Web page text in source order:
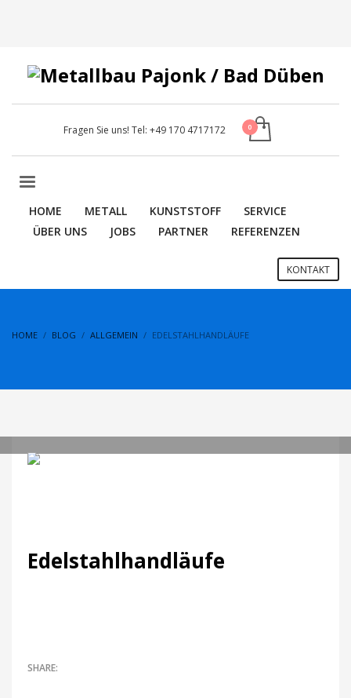
Fragen Sie uns! Tel: +49 170 4717172
HOME METALL KUNSTSTOFF
SERVICE
ÜBER UNS
JOBS PARTNER REFERENZEN
KONTAKT
HOME BLOG ALLGEMEIN EDELSTAHLHANDLÄUFE
Edelstahlhandläufe